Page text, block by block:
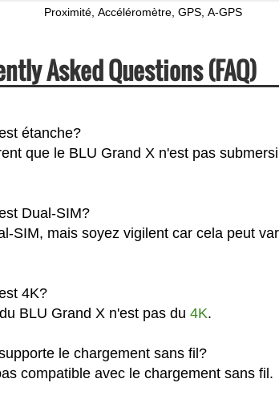
Proximité Accéléromètre GPS A-GPS
Asked Questions (FAQ)
étanche?
que le BLU Grand X n'est pas
Dual-SIM?
SIM, mais soyez vigilent car cela peut
4K?
BLU Grand X n'est pas du 4K.
le chargement sans fil?
compatible avec le chargement sans fil.